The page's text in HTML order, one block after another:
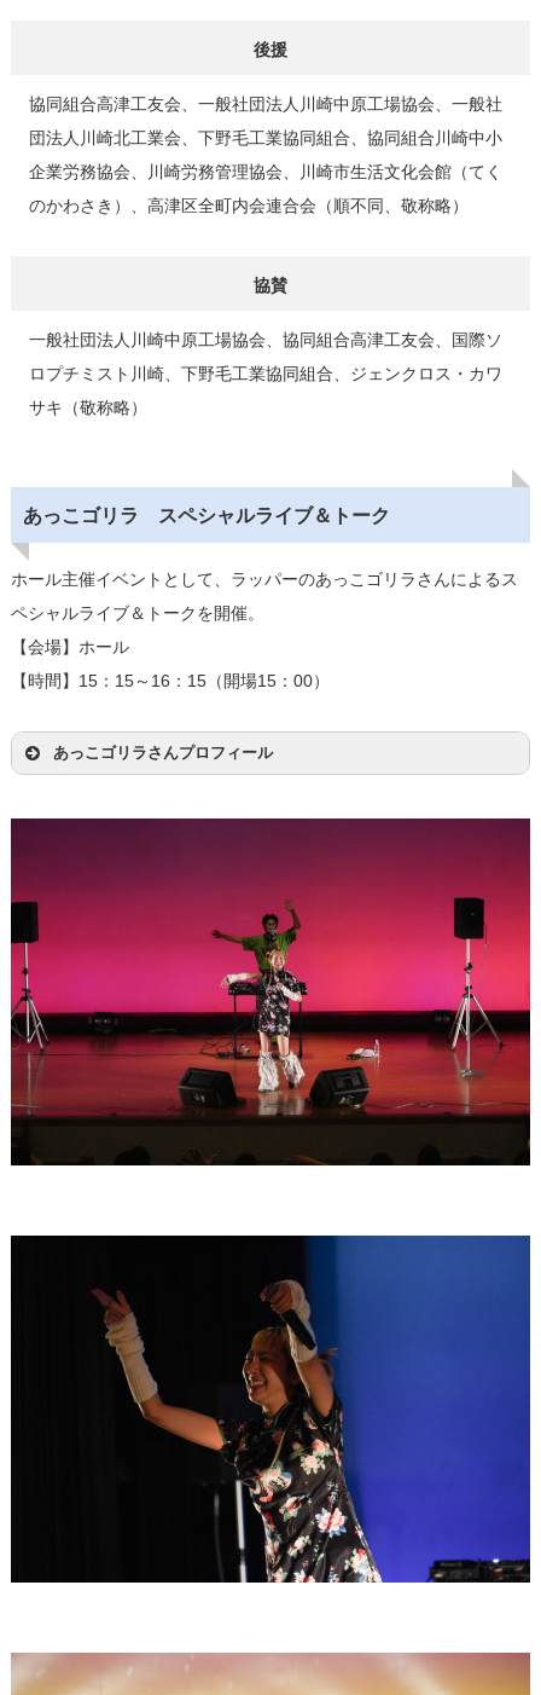
後援
協同組合高津工友会、一般社団法人川崎中原工場協会、一般社
団法人川崎北工業会、下野毛工業協同組合、協同組合川崎中小
企業労務協会、川崎労務管理協会、川崎市生活文化会館（てく
のかわさき）、高津区全町内会連合会（順不同、敬称略）
協賛
一般社団法人川崎中原工場協会、協同組合高津工友会、国際ソ
ロプチミスト川崎、下野毛工業協同組合、ジェンクロス・カワ
サキ（敬称略）
あっこゴリラ スペシャルライブ＆トーク
ホール主催イベントとして、ラッパーのあっこゴリラさんによるス
ペシャルライブ＆トークを開催。
【会場】ホール
【時間】15：15～16：15（開場15：00）
あっこゴリラさんプロフィール